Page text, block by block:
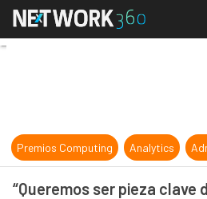
Premios Computing Analytics
“Queremos ser pieza clave